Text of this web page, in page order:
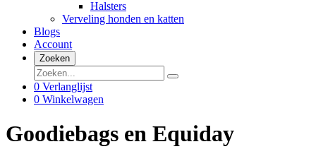
Halsters
Verveling honden en katten
Blogs
Account
Zoeken
0 Verlanglijst
0 Winkelwagen
Goodiebags en Equiday